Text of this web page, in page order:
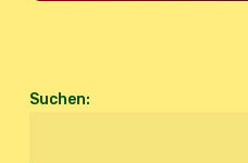
Suchen: